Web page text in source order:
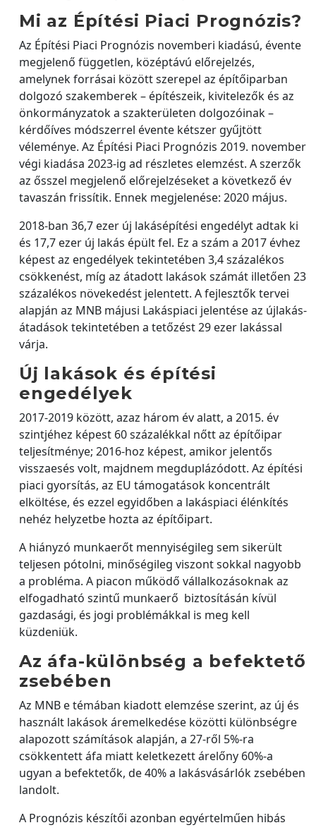
Mi az Építési Piaci Prognózis?
Az Építési Piaci Prognózis novemberi kiadású, évente
megjelenő független, középtávú előrejelzés,
amelynek forrásai között szerepel az építőiparban
dolgozó szakemberek – építészeik, kivitelezők és az
önkormányzatok a szakterületen dolgozóinak –
kérdőíves módszerrel évente kétszer gyűjtött
véleménye. Az Építési Piaci Prognózis 2019. november
végi kiadása 2023-ig ad részletes elemzést. A szerzők
az ősszel megjelenő előrejelzéseket a következő év
tavaszán frissítik. Ennek megjelenése: 2020 május.
2018-ban 36,7 ezer új lakásépítési engedélyt adtak ki
és 17,7 ezer új lakás épült fel. Ez a szám a 2017 évhez
képest az engedélyek tekintetében 3,4 százalékos
csökkenést, míg az átadott lakások számát illetően 23
százalékos növekedést jelentett. A fejlesztők tervei
alapján az MNB májusi Lakáspiaci jelentése az újlakás-
átadások tekintetében a tetőzést 29 ezer lakással
várja.
Új lakások és építési
engedélyek
2017-2019 között, azaz három év alatt, a 2015. év
szintjéhez képest 60 százalékkal nőtt az építőipar
teljesítménye; 2016-hoz képest, amikor jelentős
visszaesés volt, majdnem megduplázódott. Az építési
piaci gyorsítás, az EU támogatások koncentrált
elköltése, és ezzel egyidőben a lakáspiaci élénkítés
nehéz helyzetbe hozta az építőipart.
A hiányzó munkaerőt mennyiségileg sem sikerült
teljesen pótolni, minőségileg viszont sokkal nagyobb
a probléma. A piacon működő vállalkozásoknak az
elfogadható szintű munkaerő biztosításán kívül
gazdasági, és jogi problémákkal is meg kell
küzdeniük.
Az áfa-különbség a befektető
zsebében
Az MNB e témában kiadott elemzése szerint, az új és
használt lakások áremelkedése közötti különbségre
alapozott számítások alapján, a 27-ről 5%-ra
csökkentett áfa miatt keletkezett árelőny 60%-a
ugyan a befektetők, de 40% a lakásvásárlók zsebében
landolt.
A Prognózis készítői azonban egyértelműen hibás